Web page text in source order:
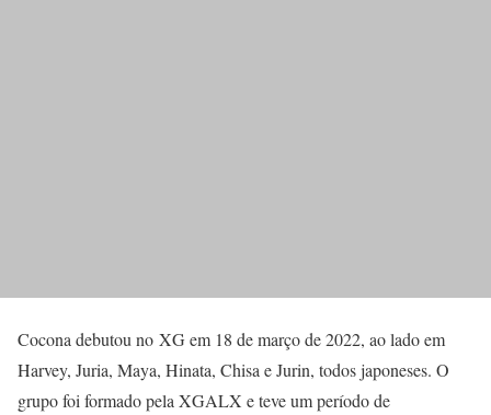
Cocona debutou no XG em 18 de março de 2022, ao lado em
Harvey, Juria, Maya, Hinata, Chisa e Jurin, todos japoneses. O
grupo foi formado pela XGALX e teve um período de